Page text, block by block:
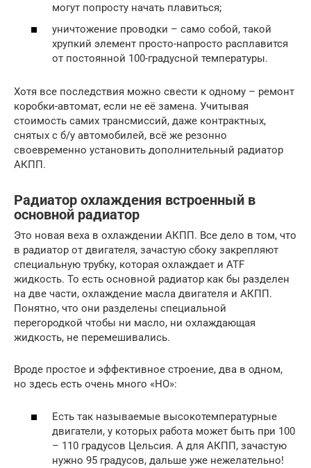
могут попросту начать плавиться;
уничтожение проводки – само собой, такой
хрупкий элемент просто-напросто расплавится
от постоянной 100-градусной температуры.
Хотя все последствия можно свести к одному – ремонт
коробки-автомат, если не её замена. Учитывая
стоимость самих трансмиссий, даже контрактных,
снятых с б/у автомобилей, всё же резонно
своевременно установить дополнительный радиатор
АКПП.
Радиатор охлаждения встроенный в
основной радиатор
Это новая веха в охлаждении АКПП. Все дело в том, что
в радиатор от двигателя, зачастую сбоку закрепляют
специальную трубку, которая охлаждает и ATF
жидкость. То есть основной радиатор как бы разделен
на две части, охлаждение масла двигателя и АКПП.
Понятно, что они разделены специальной
перегородкой чтобы ни масло, ни охлаждающая
жидкость, не перемешивались.
Вроде простое и эффективное строение, два в одном,
но здесь есть очень много «НО»:
Есть так называемые высокотемпературные
двигатели, у которых работа может быть при 100
– 110 градусов Цельсия. А для АКПП, зачастую
нужно 95 градусов, дальше уже нежелательно!